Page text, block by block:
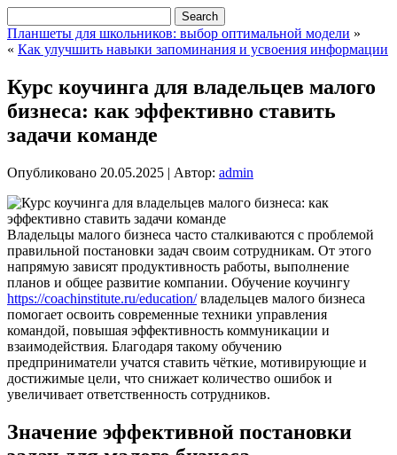
Планшеты для школьников: выбор оптимальной модели »
« Как улучшить навыки запоминания и усвоения информации
Курс коучинга для владельцев малого
бизнеса: как эффективно ставить
задачи команде
Опубликовано 20.05.2025 | Автор: admin
Владельцы малого бизнеса часто сталкиваются с проблемой
правильной постановки задач своим сотрудникам. От этого
напрямую зависят продуктивность работы, выполнение
планов и общее развитие компании. Обучение коучингу
https://coachinstitute.ru/education/владельцев малого бизнеса
помогает освоить современные техники управления
командой, повышая эффективность коммуникации и
взаимодействия. Благодаря такому обучению
предприниматели учатся ставить чёткие, мотивирующие и
достижимые цели, что снижает количество ошибок и
увеличивает ответственность сотрудников.
Значение эффективной постановки